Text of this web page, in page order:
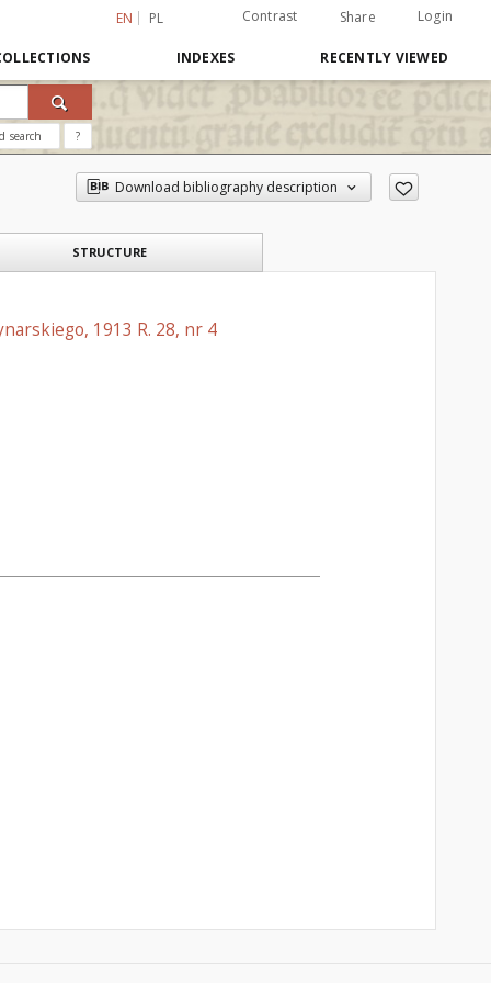
EN PL Contrast Share Login
INDEXES RECENTLY VIEWED
search ?
Download bibliography description
STRUCTURE
1913 R. 28, nr 4